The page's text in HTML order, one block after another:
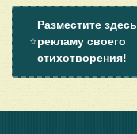
⭐
Разместите здесь
рекламу своего
стихотворения!